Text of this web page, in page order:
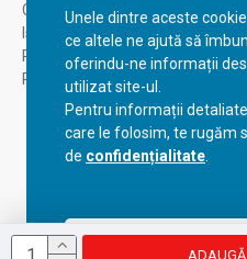
Unele dintre aceste
ce altele ne ajută să
oferindu-ne informații
utilizat site-ul.
Pentru informații
care le folosim, te rugăm
de confidențialitate
Acceptă setările
Contul meu
Istoric comenzi
Recuperare parola
Returnare produs